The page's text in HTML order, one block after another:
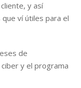
y así
ví útiles para el
de
y el programa